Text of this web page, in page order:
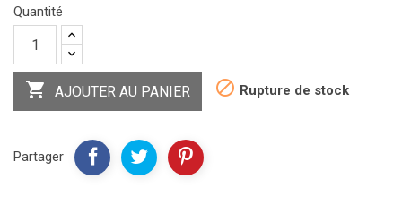
Quantité
 AJOUTER AU PANIER  Rupture de stock
Partager